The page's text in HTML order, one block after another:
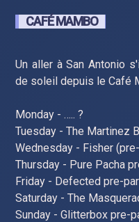
CAFÉ MAMBO
Un aller à San Antonio
de soleil depuis le Café
Monday - ….. ?
Tuesday - The Martinez
Wednesday - Fisher
Thursday - Pure Pacha
Friday - Defected pre-
Saturday - The
Sunday - Glitterbox pre-